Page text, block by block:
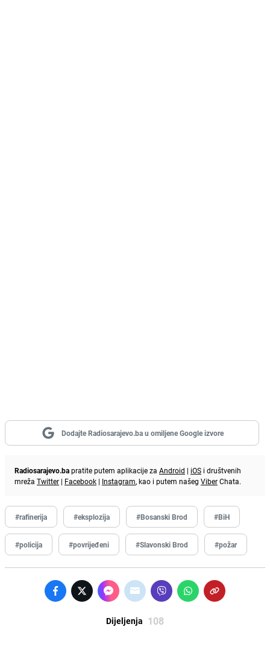
Dodajte Radiosarajevo.ba u omiljene Google izvore
Radiosarajevo.bapratite putem aplikacije za Android | iOS i društvenih
mreža Twitter | Facebook | Instagram, kao i putem našeg ViberChata.
#rafinerija #eksplozija #Bosanski Brod #BiH
#policija #povrijeđeni #Slavonski Brod #požar
Dijeljenja 108